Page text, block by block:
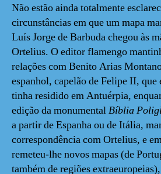
Não estão ainda totalmente
circunstâncias em que um mapa
Luís Jorge de Barbuda chegou às
Ortelius. O editor flamengo
relações com Benito Arias
espanhol, capelão de Felipe II, que
tinha residido em Antuérpia,
edição da monumentalBíblia
a partir de Espanha ou de Itália,
correspondência com Ortelius, e
remeteu-lhe novos mapas (de
também de regiões